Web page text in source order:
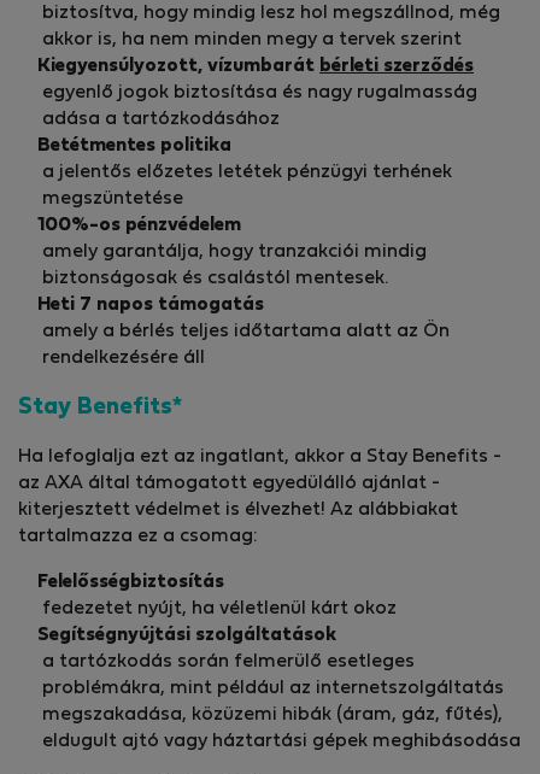
biztosítva, hogy mindig lesz hol megszállnod, még
akkor is, ha nem minden megy a tervek szerint
Kiegyensúlyozott, vízumbarát bérleti szerződés
egyenlő jogok biztosítása és nagy rugalmasság
adása a tartózkodásához
Betétmentes politika
a jelentős előzetes letétek pénzügyi terhének
megszüntetése
100%-os pénzvédelem
amely garantálja, hogy tranzakciói mindig
biztonságosak és csalástól mentesek.
Heti 7 napos támogatás
amely a bérlés teljes időtartama alatt az Ön
rendelkezésére áll
Stay Benefits*
Ha lefoglalja ezt az ingatlant, akkor a Stay Benefits -
az AXA által támogatott egyedülálló ajánlat -
kiterjesztett védelmet is élvezhet! Az alábbiakat
tartalmazza ez a csomag:
Felelősségbiztosítás
fedezetet nyújt, ha véletlenül kárt okoz
Segítségnyújtási szolgáltatások
a tartózkodás során felmerülő esetleges
problémákra, mint például az internetszolgáltatás
megszakadása, közüzemi hibák (áram, gáz, fűtés),
eldugult ajtó vagy háztartási gépek meghibásodása